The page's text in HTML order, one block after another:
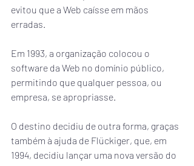
evitou que a Web caísse em mãos
erradas.
Em 1993, a organização colocou o
software da Web no domínio público,
permitindo que qualquer pessoa, ou
empresa, se apropriasse.
O destino decidiu de outra forma, graças
também à ajuda de Flückiger, que, em
1994, decidiu lançar uma nova versão do